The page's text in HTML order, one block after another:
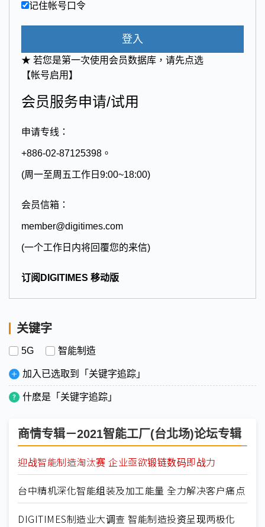
记住帐号口令
登入
★ 若您是第一次使用会员数据库，请先点选
【帐号启用】
会员服务申请/试用
申请专线：
+886-02-87125398。
(周一至周五工作日9:00~18:00)
会员信箱：
member@digitimes.com
(一个工作日内将回覆您的来信)
订阅DIGITIMES 移动版
关键字
5G 智能制造
加入已选取到「关键字追踪」
什麽是「关键字追踪」
商情专辑－2021智能工厂(台北场)论坛专辑
迎战智能制造淘汰赛 企业亟欲锻链数码即战力
台中精机深化智能组装及加工能量 全力解决客户痛点
DIGITIMES制造业大调查 智能制造投资呈现两极化